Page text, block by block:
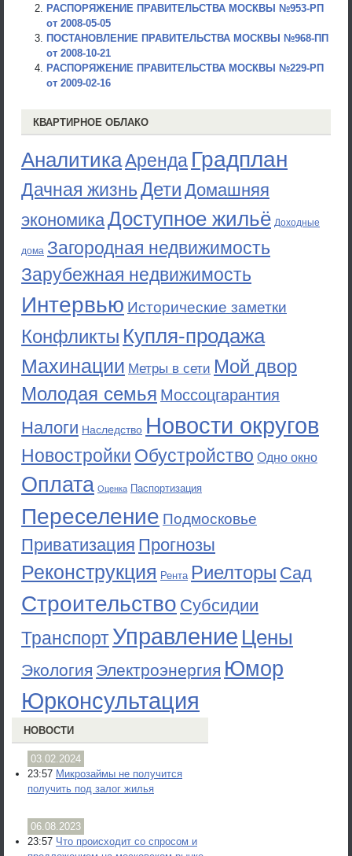
РАСПОРЯЖЕНИЕ ПРАВИТЕЛЬСТВА МОСКВЫ №953-РП
от 2008-05-05
ПОСТАНОВЛЕНИЕ ПРАВИТЕЛЬСТВА МОСКВЫ №968-ПП
от 2008-10-21
РАСПОРЯЖЕНИЕ ПРАВИТЕЛЬСТВА МОСКВЫ №229-РП
от 2009-02-16
КВАРТИРНОЕ ОБЛАКО
АналитикаАренда Градплан
Дачная жизньДети Домашняя
экономикаДоступное жильё Доходные
дома Загородная недвижимость
Зарубежная недвижимость
Интервью Исторические заметки
Конфликты Купля-продажа
Махинации Метры в сети Мой двор
Молодая семья Моссоцгарантия
Налоги Наследство Новости округов
Новостройки Обустройство Одно окно
Оплата Оценка Паспортизация
Переселение Подмосковье
Приватизация Прогнозы
Реконструкция Рента Риелторы Сад
Строительство Субсидии
ТранспортУправление Цены
Экология Электроэнергия Юмор
Юрконсультация
НОВОСТИ
03.02.2024
23:57 Микрозаймы не получится
получить под залог жилья
06.08.2023
23:57 Что происходит со спросом и